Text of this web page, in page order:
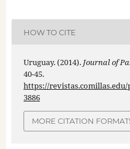
HOW TO CITE
Uruguay. (2014). Journal of
40-45.
https://
3886
MORE CITATION